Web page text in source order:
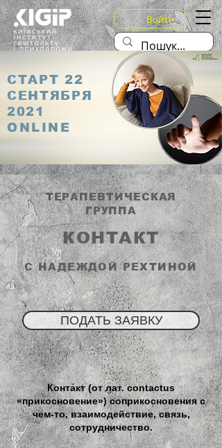
Войти
СТАРТ 22
СЕНТЯБРЯ
2021
ONLINE
ТЕРАПЕВТИЧЕСКАЯ
ГРУППА
КОНТАКТ
С НАДЕЖДОЙ РЕХТИНОЙ
ПОДАТЬ ЗАЯВКУ
Конта́кт (от лат. contactus
«прикосновение») соприкосновения с
чем-то, взаимодействие, связь,
сотрудничество.